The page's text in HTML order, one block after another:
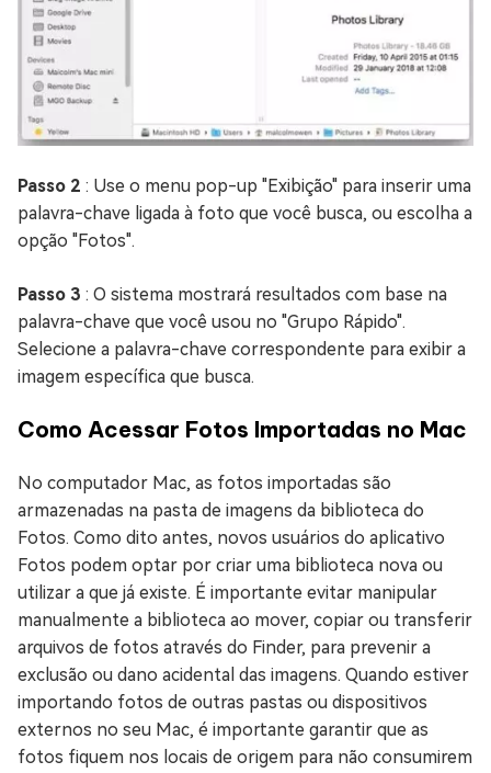
Passo 2 : Use o menu pop-up "Exibição" para inserir uma
palavra-chave ligada à foto que você busca, ou escolha a
opção "Fotos".
Passo 3 : O sistema mostrará resultados com base na
palavra-chave que você usou no "Grupo Rápido".
Selecione a palavra-chave correspondente para exibir a
imagem específica que busca.
Como Acessar Fotos Importadas no Mac
No computador Mac, as fotos importadas são
armazenadas na pasta de imagens da biblioteca do
Fotos. Como dito antes, novos usuários do aplicativo
Fotos podem optar por criar uma biblioteca nova ou
utilizar a que já existe. É importante evitar manipular
manualmente a biblioteca ao mover, copiar ou transferir
arquivos de fotos através do Finder, para prevenir a
exclusão ou dano acidental das imagens. Quando estiver
importando fotos de outras pastas ou dispositivos
externos no seu Mac, é importante garantir que as
fotos fiquem nos locais de origem para não consumirem